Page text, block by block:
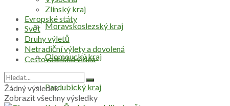
Moravskoslezský kraj
Olomoucký kraj
Pardubický kraj
Zlínský kraj
Evropské státy
Svět
Druhy výletů
Netradiční výlety a dovolená
Cestovatelská videa
Žádný výsledek
Zobrazit všechny výsledky